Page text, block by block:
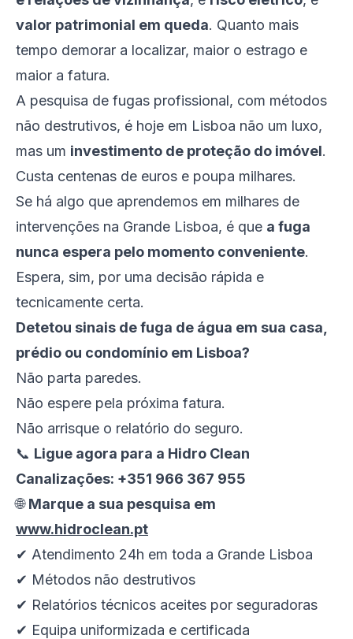
valor patrimonial em queda. Quanto mais
tempo demorar a localizar, maior o estrago e
maior a fatura.
A pesquisa de fugas profissional, com métodos
não destrutivos, é hoje em Lisboa não um luxo,
mas um investimento de proteção do imóvel.
Custa centenas de euros e poupa milhares.
Se há algo que aprendemos em milhares de
intervenções na Grande Lisboa, é que a fuga
nunca espera pelo momento conveniente.
Espera, sim, por uma decisão rápida e
tecnicamente certa.
Detetou sinais de fuga de água em sua casa,
prédio ou condomínio em Lisboa?
Não parta paredes.
Não espere pela próxima fatura.
Não arrisque o relatório do seguro.
📞 Ligue agora para a Hidro Clean
Canalizações: +351 966 367 955
🌐Marque a sua pesquisa em
www.hidroclean.pt
✔ Atendimento 24h em toda a Grande Lisboa
✔ Métodos não destrutivos
✔ Relatórios técnicos aceites por seguradoras
✔ Equipa uniformizada e certificada